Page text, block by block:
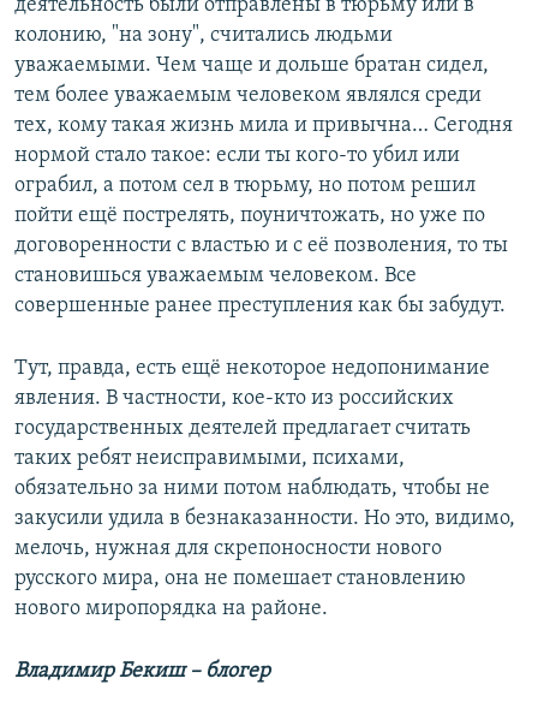
деятельность были отправлены в тюрьму или в
колонию, "на зону", считались людьми
уважаемыми. Чем чаще и дольше братан сидел,
тем более уважаемым человеком являлся среди
тех, кому такая жизнь мила и привычна… Сегодня
нормой стало такое: если ты кого-то убил или
ограбил, а потом сел в тюрьму, но потом решил
пойти ещё пострелять, поуничтожать, но уже по
договоренности с властью и с её позволения, то ты
становишься уважаемым человеком. Все
совершенные ранее преступления как бы забудут.
Тут, правда, есть ещё некоторое недопонимание
явления. В частности, кое-кто из российских
государственных деятелей предлагает считать
таких ребят неисправимыми, психами,
обязательно за ними потом наблюдать, чтобы не
закусили удила в безнаказанности. Но это, видимо,
мелочь, нужная для скрепоносности нового
русского мира, она не помешает становлению
нового миропорядка на районе.
Владимир Бекиш – блогер